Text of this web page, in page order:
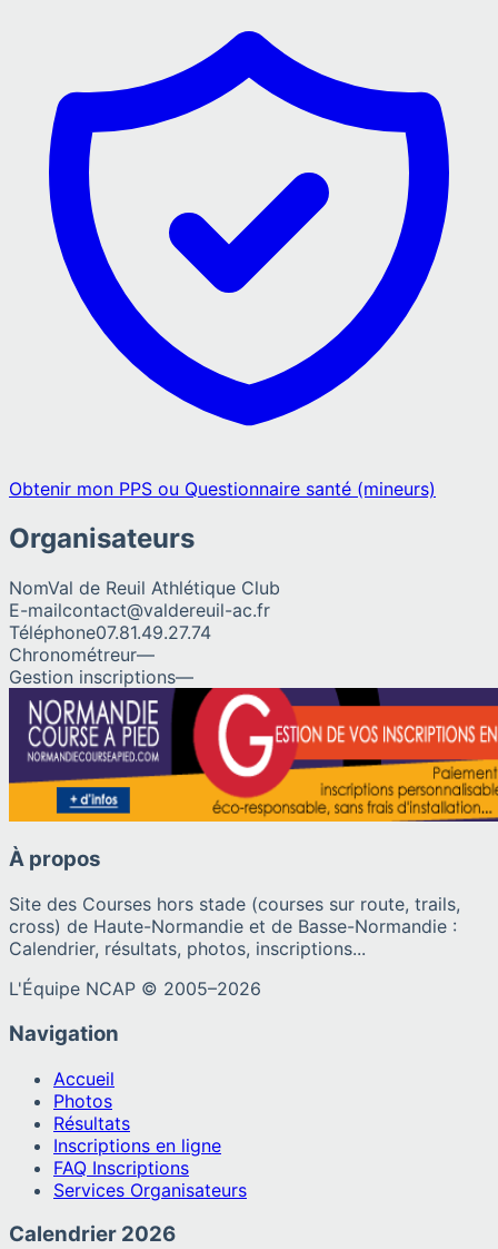
Obtenir mon PPS ou Questionnaire santé (mineurs)
Organisateurs
NomVal de Reuil Athlétique Club
E-mailcontact@valdereuil-ac.fr
Téléphone07.81.49.27.74
Chronométreur—
Gestion inscriptions—
À propos
Site des Courses hors stade (courses sur route, trails,
cross) de Haute-Normandie et de Basse-Normandie :
Calendrier, résultats, photos, inscriptions...
L'Équipe NCAP © 2005–2026
Navigation
Accueil
Photos
Résultats
Inscriptions en ligne
FAQ Inscriptions
Services Organisateurs
Calendrier 2026